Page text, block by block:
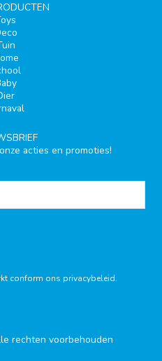
acties en promoties!
conform ons privacybeleid.
rechten voorbehouden